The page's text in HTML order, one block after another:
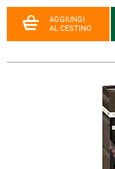
AGGIUNGI
AL CESTINO